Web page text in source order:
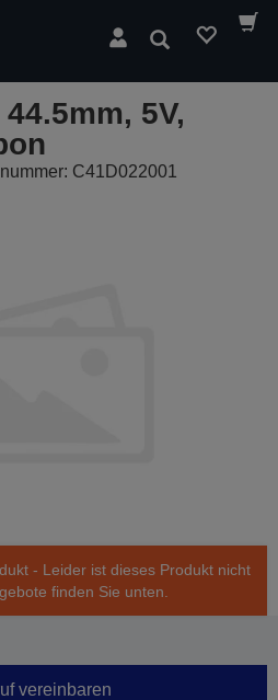
Suchen
5V,
C41D022001
- Leider ist dieses Produkt nicht
finden Sie unten.
vereinbaren